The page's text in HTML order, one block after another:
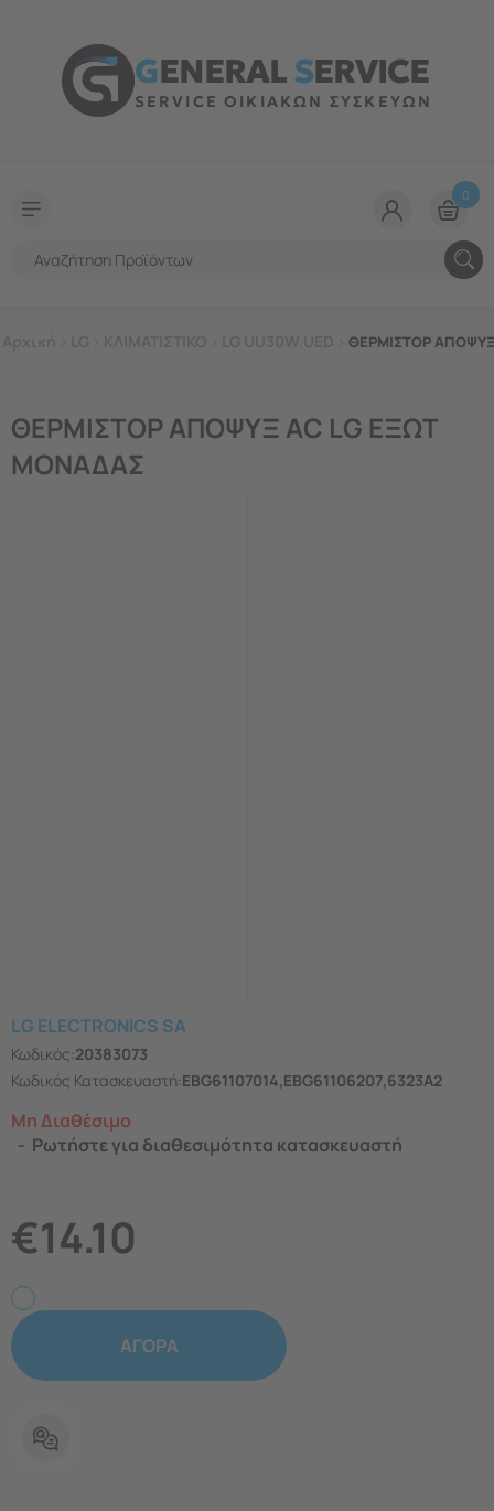
GENERALSERVICE
SERVICE ΟΙΚΙΑΚΩΝ ΣΥΣΚΕΥΩΝ
0
ΘΕΡΜΙΣΤΟΡ
ΘΕΡΜΙΣΤΟΡ ΑΠΟΨΥΞ AC LG ΕΞΩΤ
ΜΟΝΑΔΑΣ
LG ELECTRONICS SA
Κωδικός:20383073
Κωδικός Κατασκευαστή:EBG61107014,EBG61106207,6323A2
Μη Διαθέσιμο
Ρωτήστε για διαθεσιμότητα κατασκευαστή
€14.10
ΑΓΟΡΑ